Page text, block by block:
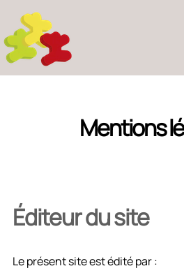
Mentions
Éditeur du site
Le présent site est édité par :